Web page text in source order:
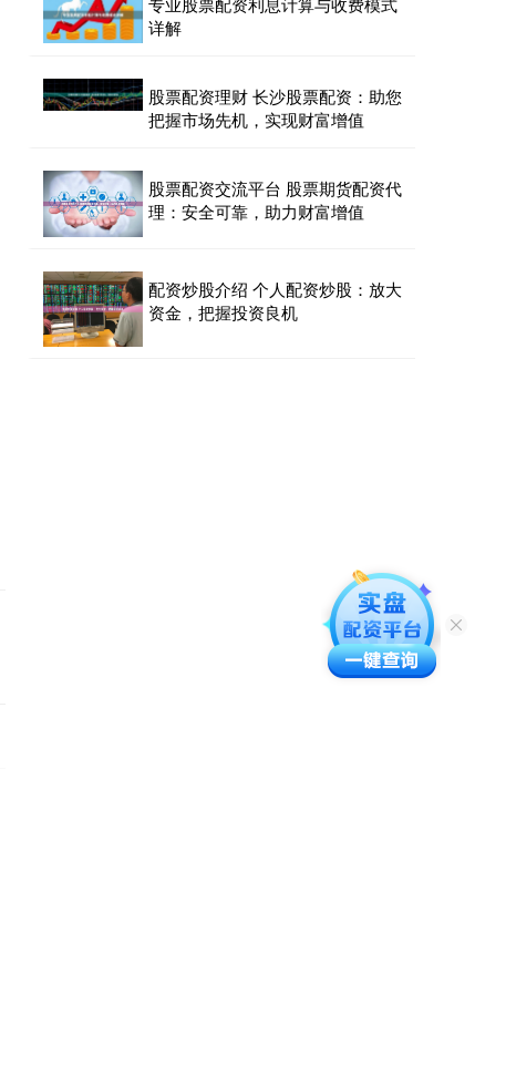
详解
股票配资理财 长沙股票配资：助您
把握市场先机，实现财富增值
股票配资交流平台 股票期货配资代
理：安全可靠，助力财富增值
配资炒股介绍 个人配资炒股：放大
资金，把握投资良机